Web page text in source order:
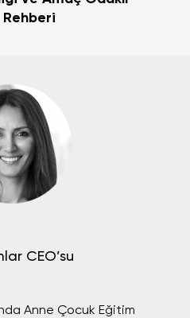
CEO’su
Anne Çocuk Eğitim